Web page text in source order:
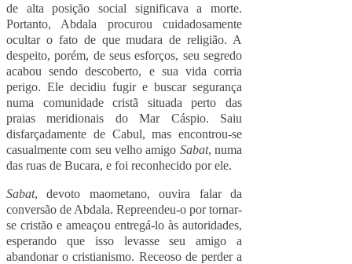
de alta posição social significava a morte.
Portanto, Abdala procurou cuidadosamente
ocultar o fato de que mudara de religião. A
despeito, porém, de seus esforços, seu segredo
acabou sendo descoberto, e sua vida corria
perigo. Ele decidiu fugir e buscar segurança
numa comunidade cristã situada perto das
praias meridionais do Mar Cáspio. Saiu
disfarçadamente de Cabul, mas encontrou-se
casualmente com seu velho amigo Sabat, numa
das ruas de Bucara, e foi reconhecido por ele.
Sabat, devoto maometano, ouvira falar da
conversão de Abdala. Repreendeu-o por tornar-
se cristão e ameaçou entregá-lo às autoridades,
esperando que isso levasse seu amigo a
abandonar o cristianismo. Receoso de perder a